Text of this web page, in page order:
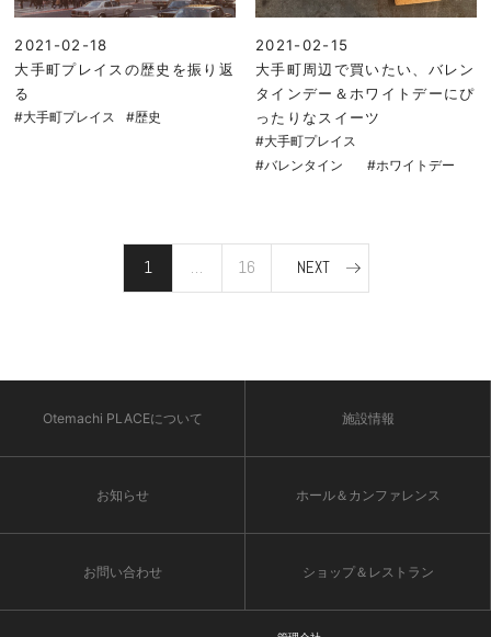
2021-02-18
大手町プレイスの歴史を振り返
る
#大手町プレイス #歴史
2021-02-15
大手町周辺で買いたい、バレン
タインデー＆ホワイトデーにぴ
ったりなスイーツ
#大手町プレイス
#バレンタイン
#ホワイトデー
1 … 16 NEXT
Otemachi PLACEについて 施設情報
お知らせ ホール＆カンファレンス
お問い合わせ ショップ＆レストラン